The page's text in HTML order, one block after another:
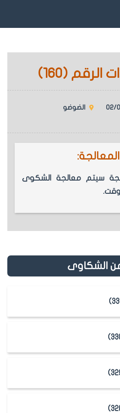
(160)
02/
الضوضو
سيتم معالجة الشكوى
وقت.
من الشكاوى